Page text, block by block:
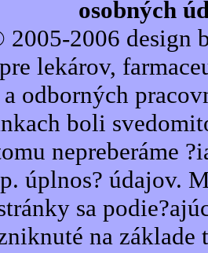
osobných
2006 design
lekárov,
odborných
boli
nepreberáme
úplnos? údajov.
sa
na